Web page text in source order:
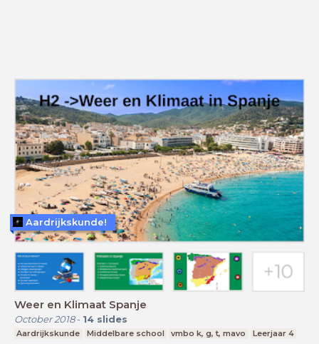
Weer en Klimaat Spanje
October 2018- 14 slides
Aardrijkskunde Middelbare school vmbo k, g, t, mavo Leerjaar 4
Aardrijkskunde!